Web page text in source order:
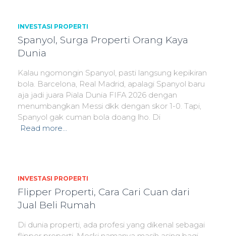
INVESTASI PROPERTI
Spanyol, Surga Properti Orang Kaya
Dunia
Kalau ngomongin Spanyol, pasti langsung kepikiran
bola. Barcelona, Real Madrid, apalagi Spanyol baru
aja jadi juara Piala Dunia FIFA 2026 dengan
menumbangkan Messi dkk dengan skor 1-0. Tapi,
Spanyol gak cuman bola doang lho. Di
Read more…
INVESTASI PROPERTI
Flipper Properti, Cara Cari Cuan dari
Jual Beli Rumah
Di dunia properti, ada profesi yang dikenal sebagai